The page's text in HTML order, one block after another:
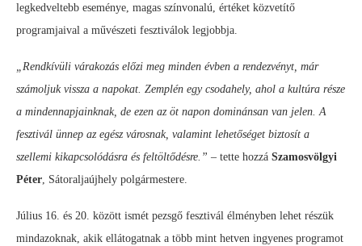
legkedveltebb eseménye, magas színvonalú, értéket közvetítő
programjaival a művészeti fesztiválok legjobbja.
„Rendkívüli várakozás előzi meg minden évben a rendezvényt, már
számoljuk vissza a napokat. Zemplén egy csodahely, ahol a kultúra része
a mindennapjainknak, de ezen az öt napon dominánsan van jelen. A
fesztivál ünnep az egész városnak, valamint lehetőséget biztosít a
szellemi kikapcsolódásra és feltöltődésre.” – tette hozzá Szamosvölgyi
Péter , Sátoraljaújhely polgármestere.
Július 16. és 20. között ismét pezsgő fesztivál élményben lehet részük
mindazoknak, akik ellátogatnak a több mint hetven ingyenes programot